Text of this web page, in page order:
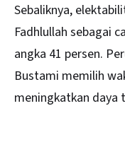
Sebaliknya,
Fadhlullah sebagai
angka 41 persen.
Bustami memilih
meningkatkan daya